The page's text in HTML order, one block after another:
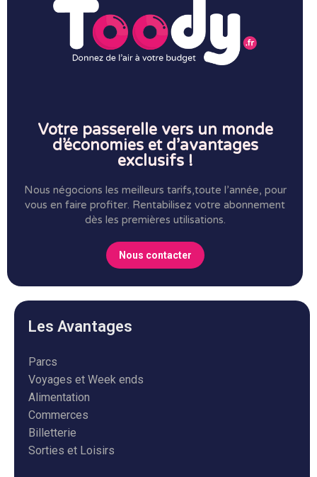
Votre passerelle vers un monde
d’économies et d’avantages
exclusifs !
Nous négocions les meilleurs tarifs,toute l’année, pour
vous en faire profiter. Rentabilisez votre abonnement
dès les premières utilisations.
Nous contacter
Les Avantages
Parcs
Voyages et Week ends
Alimentation
Commerces
Billetterie
Sorties et Loisirs